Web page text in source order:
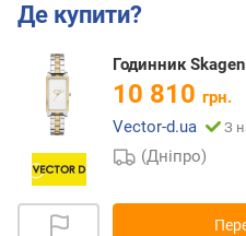
Де купити?
Годинник
10 810 грн.
Vector-d.ua
З
(Дніпро)